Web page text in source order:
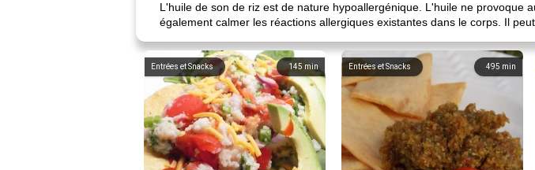
L'huile de son de riz est de nature hypoallergénique. L'huile ne provoque
également calmer les réactions allergiques existantes dans le corps. Il
145 min
Entrées et Snacks 495 min
Entrées et Snacks